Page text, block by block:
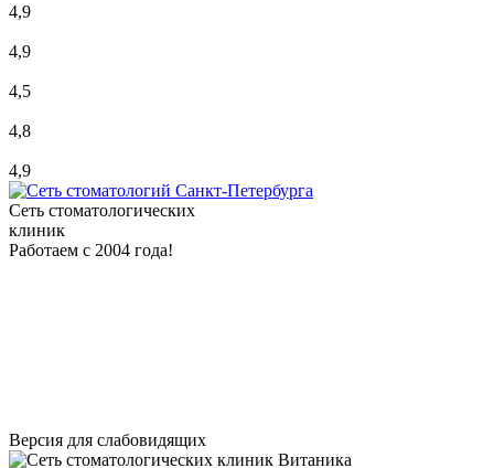
4,9
4,9
4,5
4,8
4,9
Сеть стоматологических
клиник
Работаем с 2004 года!
Версия для слабовидящих